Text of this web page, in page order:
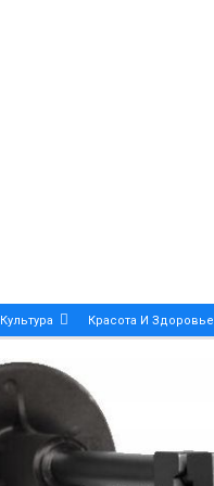
Культура Красота И Здоровье